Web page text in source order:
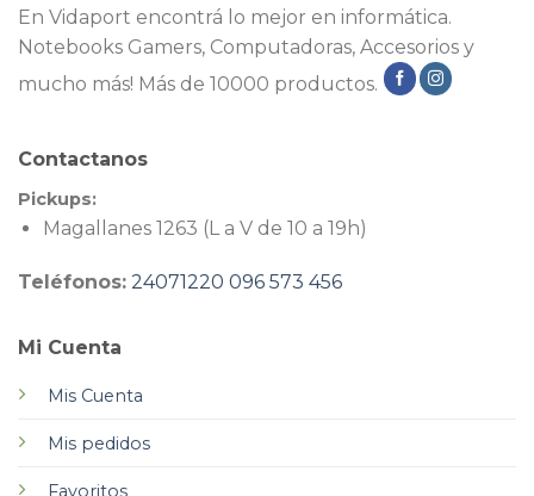
En Vidaport encontrá lo mejor en informática.
Notebooks Gamers, Computadoras, Accesorios y
mucho más! Más de 10000 productos.
Mi Cuenta
Mis Cuenta
Mis pedidos
Contactanos
Pickups:
Magallanes 1263 (L a V de 10 a 19h)
Teléfonos: 24071220 096 573 456